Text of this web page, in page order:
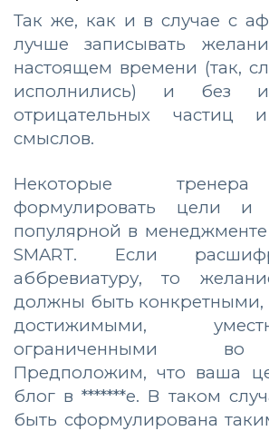
Так же, как и в случае с
лучше записывать
настоящем времени (так,
исполнились) и без
отрицательных частиц
смыслов.
Некоторые
формулировать цели и
популярной в
SMART. Если
аббревиатуру, то
должны быть
достижимыми,
ограниченными
Предположим, что ваша
блог в *******е. В таком
быть сформулирована